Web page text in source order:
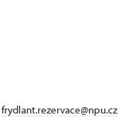
frydlant.rezervace@npu.cz